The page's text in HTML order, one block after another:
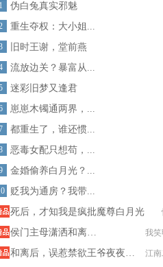
1 伪白兔真实邪魅
重生夺权：大小姐...
旧时王谢，堂前燕
流放边关？暴富从...
迷彩旧梦又逢君
崽崽木镯通两界，...
都重生了，谁还惯...
恶毒女配只想苟，...
金婚偷养白月光？...
贬我为通房？我带...
死后，才知我是疯批魔尊白月光
我笑
侯门主母潇洒和离…
江
和离后，误惹禁欲王爷夜夜…